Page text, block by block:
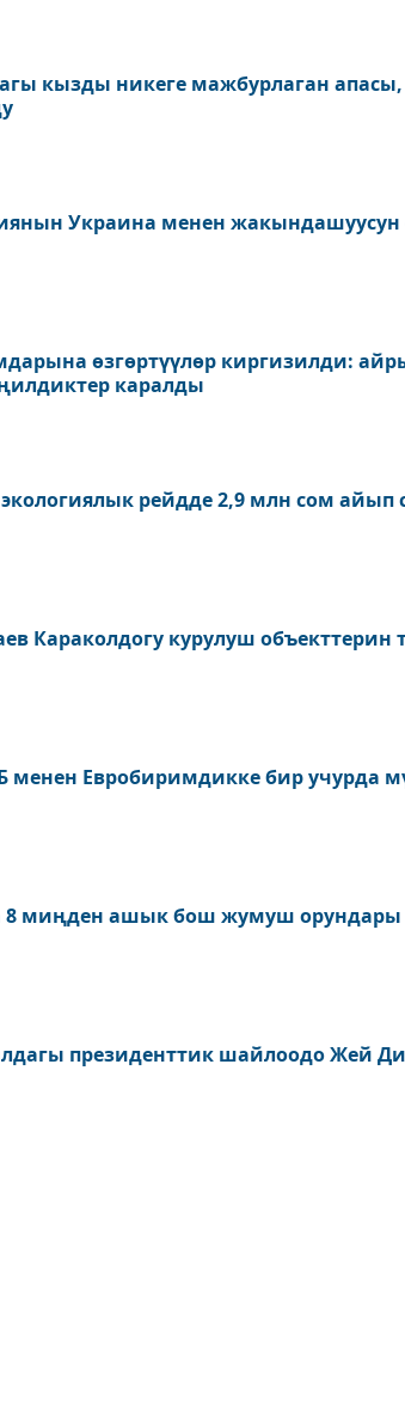
кызды никеге мажбурлаган апасы,
Украина менен жакындашуусун
өзгөртүүлөр киргизилди:
каралды
рейдде 2,9 млн сом айып
Караколдогу курулуш объекттерин
менен Евробиримдикке бир учурда
8 миңден ашык бош жумуш орундары
президенттик шайлоодо Жей